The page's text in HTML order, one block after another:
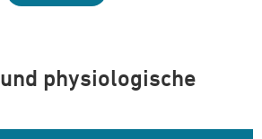
physiologische